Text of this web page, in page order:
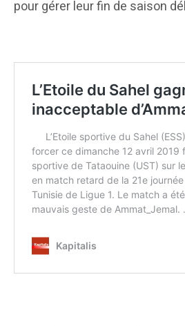
pour gérer leur fin de saison